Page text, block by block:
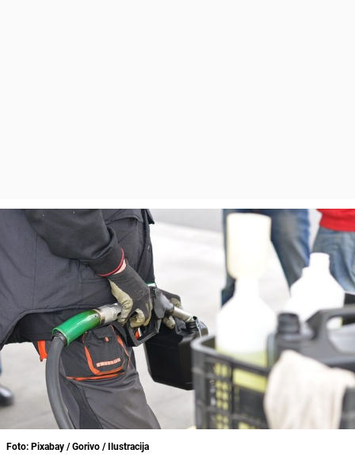
Foto: Pixabay / Gorivo / Ilustracija